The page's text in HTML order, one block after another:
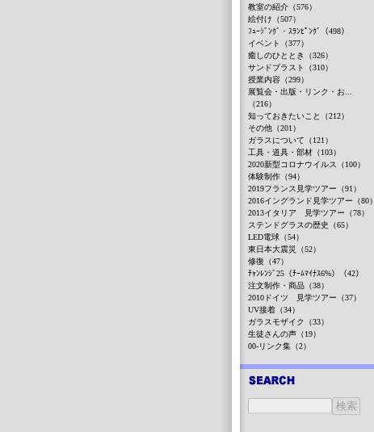
教室の紹介（576）
絵付け（507）
ﾌｭｰｼﾞﾝｸﾞ・ｽﾗﾝﾋﾟﾝｸﾞ（498）
イベント（377）
癒しのひととき（326）
サンドブラスト（310）
授業内容（299）
展覧会・出版・リンク・お...
（216）
知っておきたいこと（212）
その他（201）
ガラスについて（121）
工具・道具・部材（103）
2020新型コロナウイルス（100）
体験制作（94）
2019フランス見学ツアー（91）
2016イングランド見学ツアー（80）
2013イタリア 見学ツアー（78）
ステンドグラスの歴史（65）
LED電球（54）
東日本大震災（52）
修復（47）
ﾁｬﾝﾚﾝｼﾞ25（ﾁｰﾑﾏｲﾅｽ6%）（42）
注文制作・商品（38）
2010ドイツ 見学ツアー（37）
UV接着（34）
ガラスモザイク（33）
生徒さんの声（19）
00-リンク集（2）